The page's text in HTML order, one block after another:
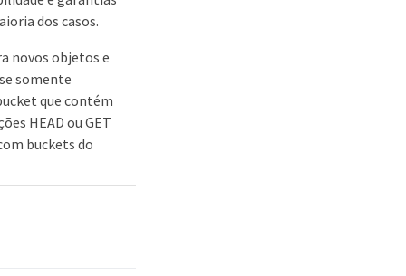
dos casos.
novos objetos e
somente
que contém
HEAD ou GET
buckets do